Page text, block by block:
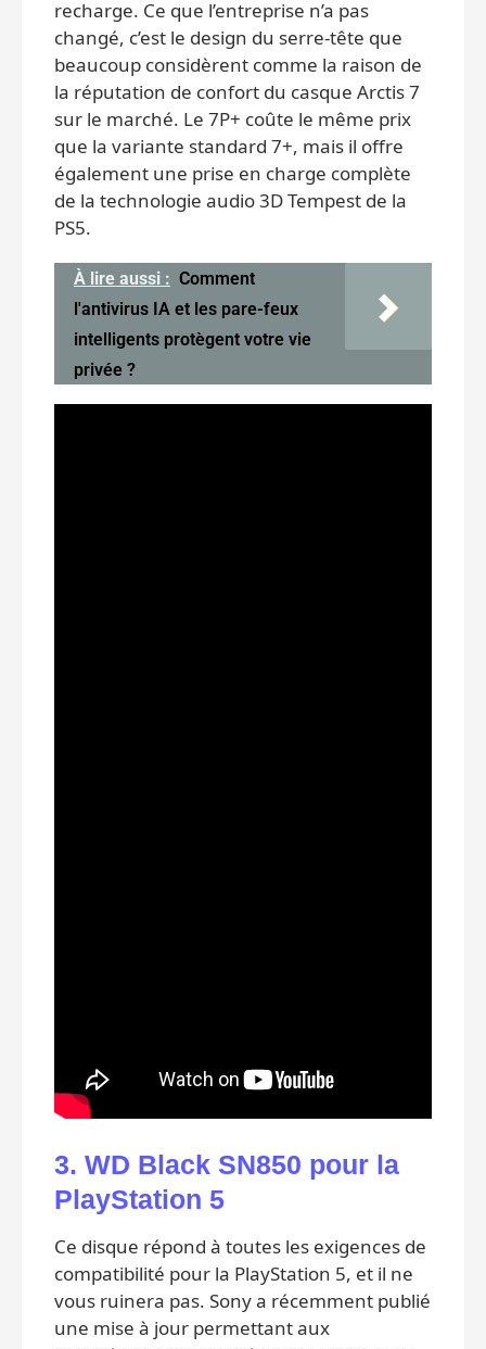
recharge. Ce que l’entreprise n’a pas
changé, c’est le design du serre-tête que
beaucoup considèrent comme la raison de
la réputation de confort du casque Arctis 7
sur le marché. Le 7P+ coûte le même prix
que la variante standard 7+, mais il offre
également une prise en charge complète
de la technologie audio 3D Tempest de la
PS5.
À lire aussi : Comment
l'antivirus IA et les pare-feux
intelligents protègent votre vie
privée ?
3. WD Black SN850 pour la
PlayStation 5
Ce disque répond à toutes les exigences de
compatibilité pour la PlayStation 5, et il ne
vous ruinera pas. Sony a récemment publié
une mise à jour permettant aux